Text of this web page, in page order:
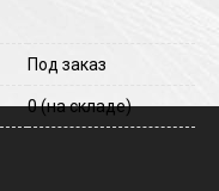
Под заказ
0(на складе)